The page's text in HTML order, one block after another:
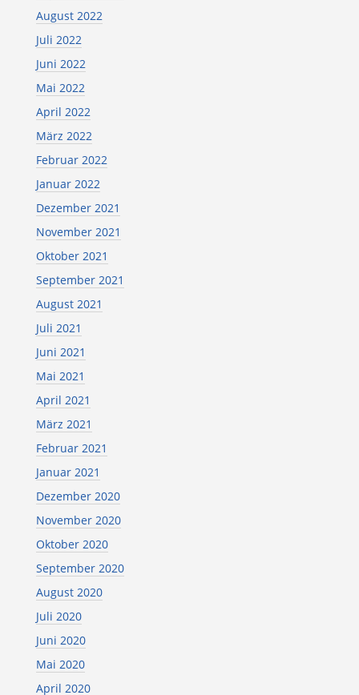
August 2022
Juli 2022
Juni 2022
Mai 2022
April 2022
März 2022
Februar 2022
Januar 2022
Dezember 2021
November 2021
Oktober 2021
September 2021
August 2021
Juli 2021
Juni 2021
Mai 2021
April 2021
März 2021
Februar 2021
Januar 2021
Dezember 2020
November 2020
Oktober 2020
September 2020
August 2020
Juli 2020
Juni 2020
Mai 2020
April 2020